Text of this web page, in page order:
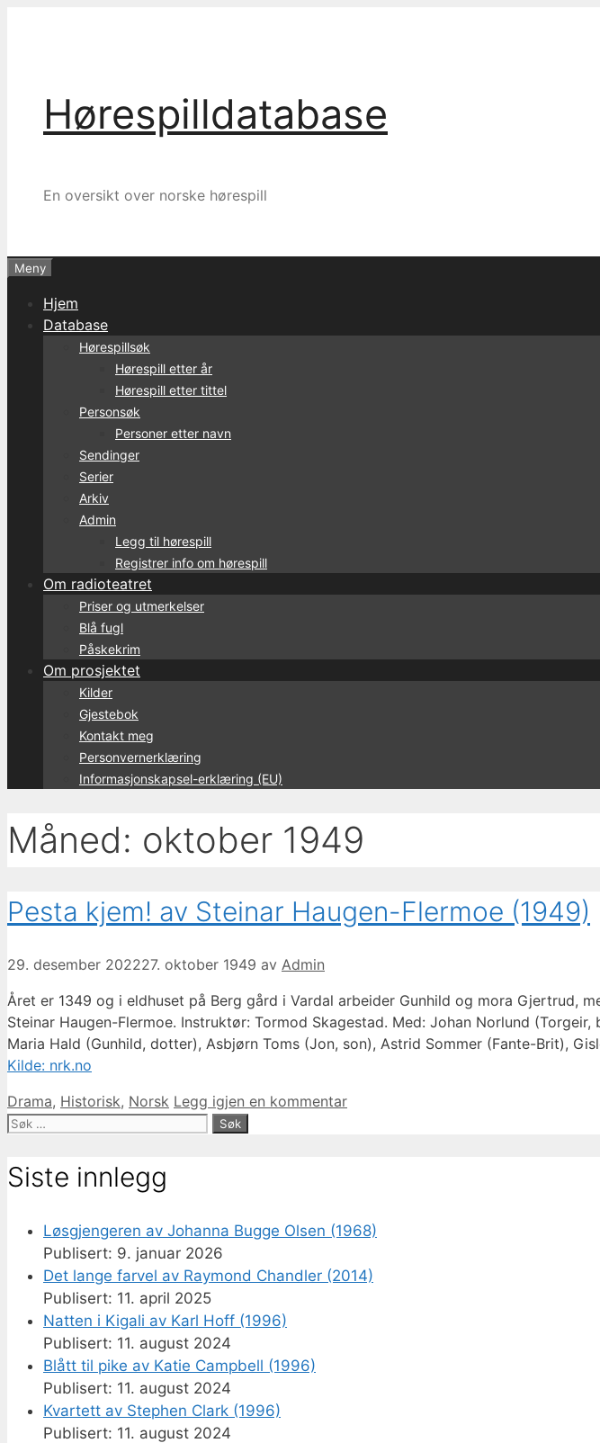
Hørespilldatabase
En oversikt over norske hørespill
Meny
Hjem
Database
Hørespillsøk
Hørespill etter år
Hørespill etter tittel
Personsøk
Personer etter navn
Sendinger
Serier
Arkiv
Admin
Legg til hørespill
Registrer info om hørespill
Om radioteatret
Priser og utmerkelser
Blå fugl
Påskekrim
Om prosjektet
Kilder
Gjestebok
Kontakt meg
Personvernerklæring
Informasjonskapsel-erklæring (EU)
Måned: oktober 1949
Pesta kjem! av Steinar Haugen-Flermoe (1949)
29. desember 202227. oktober 1949 av Admin
Året er 1349 og i eldhuset på Berg gård i Vardal arbeider Gunhild og mora Gjertrud,
Steinar Haugen-Flermoe. Instruktør: Tormod Skagestad. Med: Johan Norlund
Maria Hald (Gunhild, dotter), Asbjørn Toms (Jon, son), Astrid Sommer (Fante-Brit),
Kilde: nrk.no
Kategorier
Drama, Historisk, Norsk Legg igjen en kommentar
Søk
Siste innlegg
Løsgjengeren av Johanna Bugge Olsen (1968)
9. januar 2026
Det lange farvel av Raymond Chandler (2014)
11. april 2025
Natten i Kigali av Karl Hoff (1996)
11. august 2024
Blått til pike av Katie Campbell (1996)
11. august 2024
Kvartett av Stephen Clark (1996)
11. august 2024